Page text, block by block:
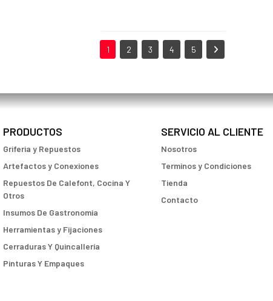
1 2 3 4 5
PRODUCTOS
Griferia y Repuestos
Artefactos y Conexiones
Repuestos De Calefont, Cocina Y
Otros
Insumos De Gastronomia
Herramientas y Fijaciones
Cerraduras Y Quincallería
Pinturas Y Empaques
SERVICIO AL CLIENTE
Nosotros
Terminos y Condiciones
Tienda
Contacto